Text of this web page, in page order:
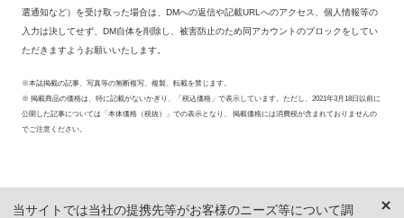
選通知など）を受け取った場合は、DMへの返信や記載URLへのアクセス、個人情報等の
入力は決してせず、DM自体を削除し、被害防止のため同アカウントのブロックをしてい
ただきますようお願いいたします。
※本誌掲載の記事、写真等の無断複写、複製、転載を禁じます。
※ 掲載商品の価格は、特に記載がないかぎり、「税込価格」で表示しています。ただし、2021年3月18日以前に
公開した記事については「本体価格（税抜）」での表示となり、 掲載価格には消費税が含まれておりませんの
でご注意ください。
当サイトでは当社の提携先等がお客様のニーズ等について調